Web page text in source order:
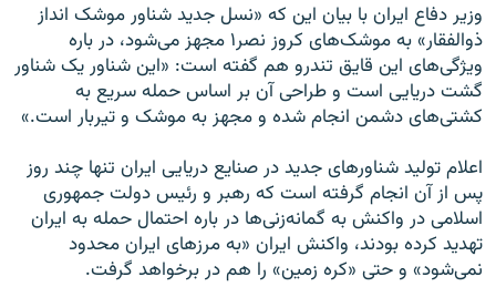
وزیر دفاع ایران با بیان این که «نسل جدید شناور موشک انداز
ذوالفقار» به موشک‌هاى کروز نصر۱ مجهز مى‌شود، در باره
ویژگى‌هاى این قایق تندرو هم گفته است: «این شناور یک شناور
گشت دریایى است و طراحى آن بر اساس حمله سریع به
کشتى‌هاى دشمن انجام شده و مجهز به موشک و تیربار است.»
اعلام تولید شناورهاى جدید در صنایع دریایى ایران تنها چند روز
پس از آن انجام گرفته است که رهبر و رئیس دولت جمهورى
اسلامى در واکنش به گمانه‌زنى‌ها در باره احتمال حمله به ایران
تهدید کرده بودند، واکنش ایران «به مرزهاى ایران محدود
نمى‌شود» و حتى «کره زمین» را هم در برخواهد گرفت.